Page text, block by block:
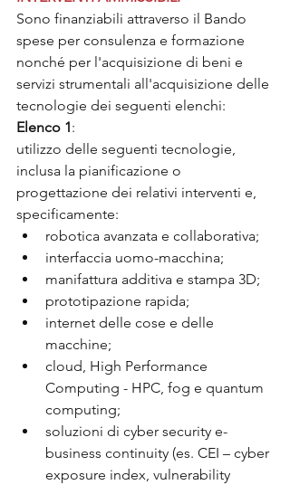
Sono finanziabili attraverso il Bando
spese per consulenza e formazione
nonché per l'acquisizione di beni e
servizi strumentali all'acquisizione delle
tecnologie dei seguenti elenchi:
Elenco 1:
utilizzo delle seguenti tecnologie,
inclusa la pianificazione o
progettazione dei relativi interventi e,
specificamente:
robotica avanzata e collaborativa;
interfaccia uomo-macchina;
manifattura additiva e stampa 3D;
prototipazione rapida;
internet delle cose e delle
macchine;
cloud, High Performance
Computing - HPC, fog e quantum
computing;
soluzioni di cyber security e-
business continuity (es. CEI – cyber
exposure index, vulnerability